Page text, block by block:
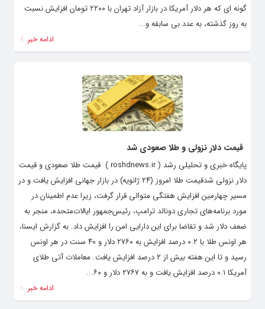
گونه ای که هر دلار آمریکا در بازار آزاد تهران با ۲۲۰۰ تومان افزایش نسبت
به روز گذشته، به عدد بی سابقه و...
ادامه خبر
قیمت دلار نزولی و طلا صعودی شد
پایگاه خبری و تحلیلی رشد ( roshdnews.ir ) قیمت طلا صعودی و قیمت
دلار نزولی شدقیمت طلا امروز (۲۴ ژانویه) در بازار جهانی افزایش یافت و در
مسیر چهارمین افزایش هفتگی متوالی قرار گرفت، زیرا عدم اطمینان در
مورد برنامه‌های تجاری دونالد ترامپ، رئیس‌جمهور ایالات‌متحده، منجر به
ضعف دلار شد و تقاضا برای این دارایی امن را افزایش داد. به گزارش ایسنا،
هر اونس طلا با ۰.۲ درصد افزایش به ۲۷۶۰ دلار و ۴۰ سنت در هر اونس
رسید و تا این هفته بیش از ۲ درصد افزایش یافت. معاملات آتی طلای
آمریکا ۰.۱ درصد افزایش یافت و به ۲۷۶۷ دلار و ۶۰...
ادامه خبر